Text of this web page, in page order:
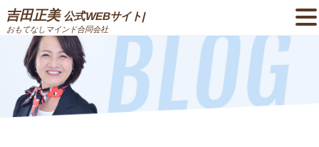
吉田正美公式WEBサイト|
おもてなしマインド合同会社